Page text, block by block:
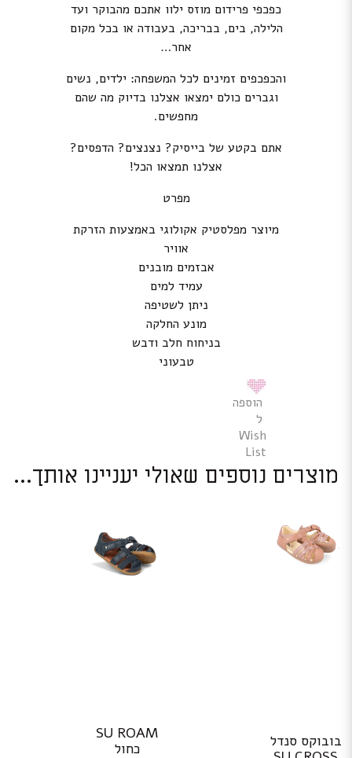
כפכפי פרידום מוזס ילוו אתכם מהבוקר ועד
הלילה, בים, בבריכה, בעבודה או בכל מקום
אחר…
והכפכפים זמינים לכל המשפחה: ילדים, נשים
וגברים כולם ימצאו אצלנו בדיוק מה שהם
מחפשים.
אתם בקטע של בייסיק? נצנצים? הדפסים?
אצלנו תמצאו הכל!
מפרט
מיוצר מפלסטיק אקולוגי באמצעות הזרקת
אוויר
אבזמים מובנים
עמיד למים
ניתן לשטיפה
מונע החלקה
בניחוח חלב ודבש
טבעוני
הוספה
ל
Wish
List
מוצרים נוספים שאולי יעניינו אותך...
בובוקס סנדל
למוצר
זהSU ROAM
כחול